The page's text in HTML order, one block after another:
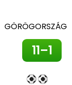
GÖRÖGORSZÁG
11–1